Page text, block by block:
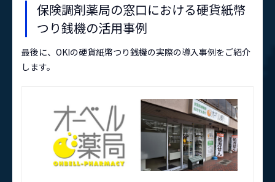
保険調剤薬局の窓口における硬貨紙幣
つり銭機の活用事例
最後に、OKIの硬貨紙幣つり銭機の実際の導入事例をご紹介
します。